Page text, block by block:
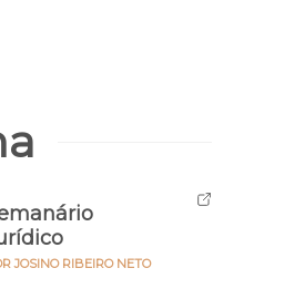
JOSINO RIBEIRO NETO